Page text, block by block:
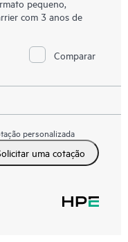
pequeno,
com 3 anos de
Comparar
personalizada
uma cotação